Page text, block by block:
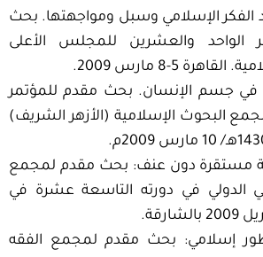
الفكر الإسلامي وسبل ومواجهتها. بحث
الواحد والعشرين للمجلس الأعلى
5-8 مارس 2009.
في جسم الإنسان. بحث مقدم للمؤتمر
البحوث الإسلامية (الأزهر الشريف)
مستقرة دون عنف: بحث مقدم لمجمع
الدولي في دورته التاسعة عشرة في
إسلامي: بحث مقدم لمجمع الفقه